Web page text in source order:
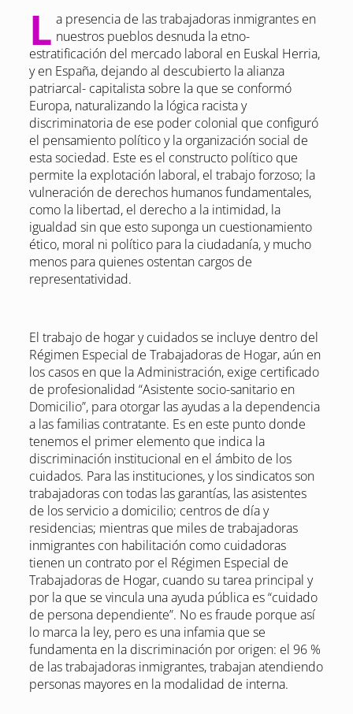
L a presencia de las trabajadoras inmigrantes en
nuestros pueblos desnuda la etno-
estratificación del mercado laboral en Euskal Herria,
y en España, dejando al descubierto la alianza
patriarcal- capitalista sobre la que se conformó
Europa, naturalizando la lógica racista y
discriminatoria de ese poder colonial que configuró
el pensamiento político y la organización social de
esta sociedad. Este es el constructo político que
permite la explotación laboral, el trabajo forzoso; la
vulneración de derechos humanos fundamentales,
como la libertad, el derecho a la intimidad, la
igualdad sin que esto suponga un cuestionamiento
ético, moral ni político para la ciudadanía, y mucho
menos para quienes ostentan cargos de
representatividad.
El trabajo de hogar y cuidados se incluye dentro del
Régimen Especial de Trabajadoras de Hogar, aún en
los casos en que la Administración, exige certificado
de profesionalidad “Asistente socio-sanitario en
Domicilio”, para otorgar las ayudas a la dependencia
a las familias contratante. Es en este punto donde
tenemos el primer elemento que indica la
discriminación institucional en el ámbito de los
cuidados. Para las instituciones, y los sindicatos son
trabajadoras con todas las garantías, las asistentes
de los servicio a domicilio; centros de día y
residencias; mientras que miles de trabajadoras
inmigrantes con habilitación como cuidadoras
tienen un contrato por el Régimen Especial de
Trabajadoras de Hogar, cuando su tarea principal y
por la que se vincula una ayuda pública es “cuidado
de persona dependiente”. No es fraude porque así
lo marca la ley, pero es una infamia que se
fundamenta en la discriminación por origen: el 96 %
de las trabajadoras inmigrantes, trabajan atendiendo
personas mayores en la modalidad de interna.